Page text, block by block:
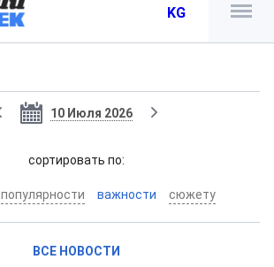
KG
10 Июля 2026
cортировать по:
популярности важности сюжету
ВСЕ НОВОСТИ